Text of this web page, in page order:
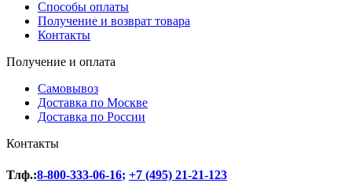
Способы оплаты
Получение и возврат товара
Контакты
Получение и оплата
Самовывоз
Доставка по Москве
Доставка по России
Контакты
Тлф.:8-800-333-06-16; +7 (495) 21-21-123